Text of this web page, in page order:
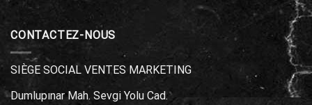
CONTACTEZ-NOUS
SIÈGE SOCIAL VENTES MARKETING
Dumlupınar Mah. Sevgi Yolu Cad.